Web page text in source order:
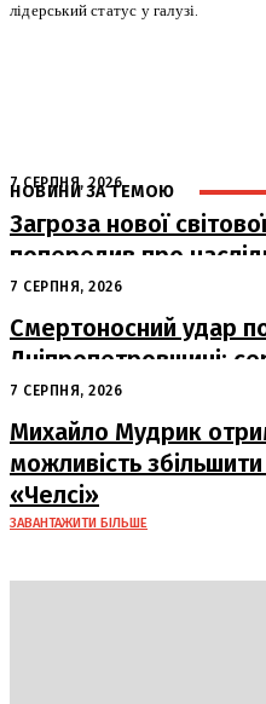
лідерський статус у галузі.
НОВИНИ ЗА ТЕМОЮ
7 СЕРПНЯ, 2026
Загроза нової
попередив про
судна
7 СЕРПНЯ, 2026
Смертоносний удар
Дніпропетровщині:
– працівники
7 СЕРПНЯ, 2026
Михайло Мудрик
можливість
«Челсі»
ЗАВАНТАЖИТИ БІЛЬШЕ